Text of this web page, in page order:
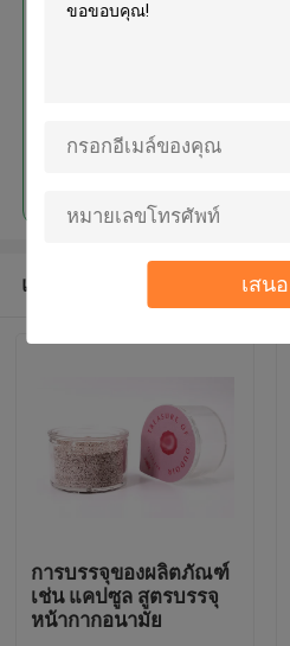
เสนอ
แนะนำผลิตภัณฑ์
การบรรจุของผลิตภัณฑ์
เช่น แคปซูล สูตรบรรจุ
หน้ากากอนามัย